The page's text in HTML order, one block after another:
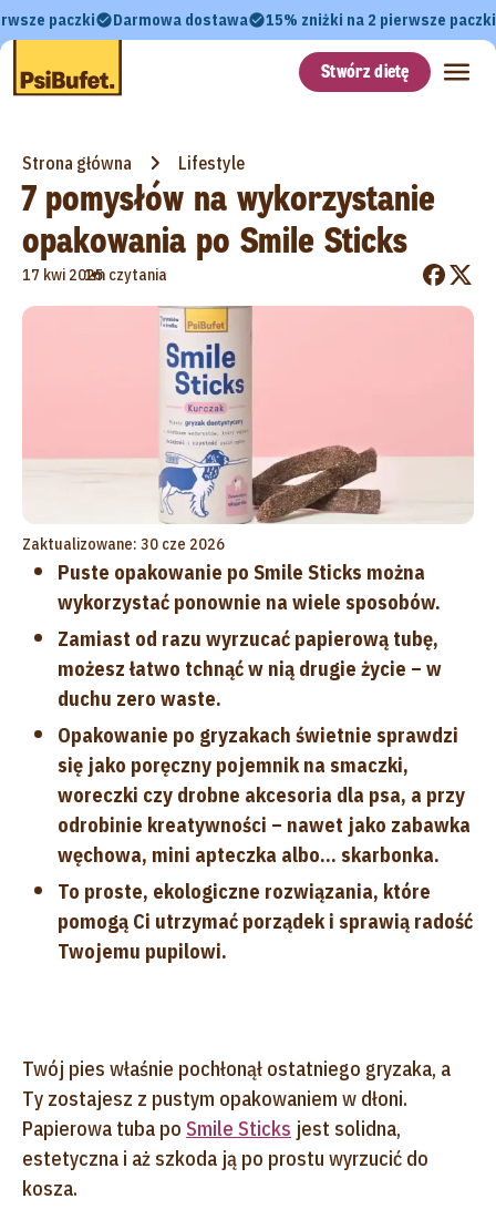
paczki Darmowa dostawa 15% zniżki na 2 pierwsze paczki
Stwórz dietę
Strona główna Lifestyle
7 pomysłów na wykorzystanie
opakowania po Smile Sticks
17 kwi 2025
•
1m czytania
Zaktualizowane: 30 cze 2026
Puste opakowanie po Smile Sticks można
wykorzystać ponownie na wiele sposobów.
Zamiast od razu wyrzucać papierową tubę,
możesz łatwo tchnąć w nią drugie życie – w
duchu zero waste.
Opakowanie po gryzakach świetnie sprawdzi
się jako poręczny pojemnik na smaczki,
woreczki czy drobne akcesoria dla psa, a przy
odrobinie kreatywności – nawet jako zabawka
węchowa, mini apteczka albo… skarbonka.
To proste, ekologiczne rozwiązania, które
pomogą Ci utrzymać porządek i sprawią radość
Twojemu pupilowi.
Twój pies właśnie pochłonął ostatniego gryzaka, a
Ty zostajesz z pustym opakowaniem w dłoni.
Papierowa tuba po Smile Sticks jest solidna,
estetyczna i aż szkoda ją po prostu wyrzucić do
kosza.